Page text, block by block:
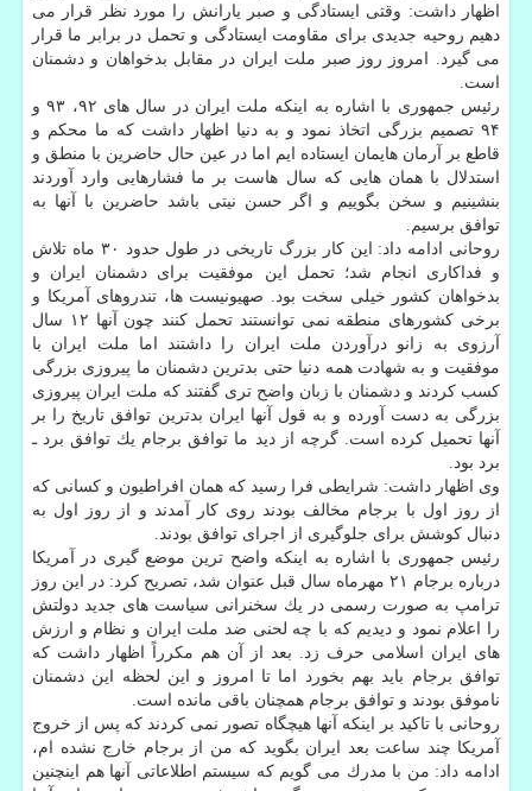
اظهار داشت: وقتی ایستادگی و صبر یارانش را مورد نظر قرار می
دهیم روحیه جدیدی برای مقاومت ایستادگی و تحمل در برابر ما قرار
می گیرد. امروز روز صبر ملت ایران در مقابل بدخواهان و دشمنان
است.
رئیس جمهوری با اشاره به اینكه ملت ایران در سال های ۹۲، ۹۳ و
۹۴ تصمیم بزرگی اتخاذ نمود و به دنیا اظهار داشت كه ما محكم و
قاطع بر آرمان هایمان ایستاده ایم اما در عین حال حاضرین با منطق و
استدلال با همان هایی كه سال هاست بر ما فشارهایی وارد آوردند
بنشینیم و سخن بگوییم و اگر حسن نیتی باشد حاضرین با آنها به
توافق برسیم.
روحانی ادامه داد: این كار بزرگ تاریخی در طول حدود ۳۰ ماه تلاش
و فداكاری انجام شد؛ تحمل این موفقیت برای دشمنان ایران و
بدخواهان كشور خیلی سخت بود. صهیونیست ها، تندروهای آمریكا و
برخی كشورهای منطقه نمی توانستند تحمل كنند چون آنها ۱۲ سال
آرزوی به زانو درآوردن ملت ایران را داشتند اما ملت ایران با
موفقیت و به شهادت همه دنیا حتی بدترین دشمنان ما پیروزی بزرگی
كسب كردند و دشمنان با زبان واضح تری گفتند كه ملت ایران پیروزی
بزرگی به دست آورده و به قول آنها ایران بدترین توافق تاریخ را بر
آنها تحمیل كرده است. گرچه از دید ما توافق برجام یك توافق برد ـ
برد بود.
وی اظهار داشت: شرایطی فرا رسید كه همان افراطیون و كسانی كه
از روز اول با برجام مخالف بودند روی كار آمدند و از روز اول به
دنبال كوشش برای جلوگیری از اجرای توافق بودند.
رئیس جمهوری با اشاره به اینكه واضح ترین موضع گیری در آمریكا
درباره برجام ۲۱ مهرماه سال قبل عنوان شد، تصریح كرد: در این روز
ترامپ به صورت رسمی در یك سخنرانی سیاست های جدید دولتش
را اعلام نمود و دیدیم كه با چه لحنی ضد ملت ایران و نظام و ارزش
های ایران اسلامی حرف زد. بعد از آن هم مكرراً اظهار داشت كه
توافق برجام باید بهم بخورد اما تا امروز و این لحظه این دشمنان
ناموفق بودند و توافق برجام همچنان باقی مانده است.
روحانی با تاكید بر اینكه آنها هیچگاه تصور نمی كردند كه پس از خروج
آمریكا چند ساعت بعد ایران بگوید كه من از برجام خارج نشده ام،
ادامه داد: من با مدرك می گویم كه سیستم اطلاعاتی آنها هم اینچنین